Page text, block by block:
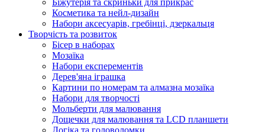
Біжутерія та скриньки для прикрас
Косметика та нейл-дизайн
Набори аксесуарів, гребінці, дзеркальця
Творчість та розвиток
Бісер в наборах
Мозаїка
Набори експерементів
Дерев'яна іграшка
Картини по номерам та алмазна мозаїка
Набори для творчості
Мольберти для малювання
Дощечки для малювання та LCD планшети
Логіка та головоломки